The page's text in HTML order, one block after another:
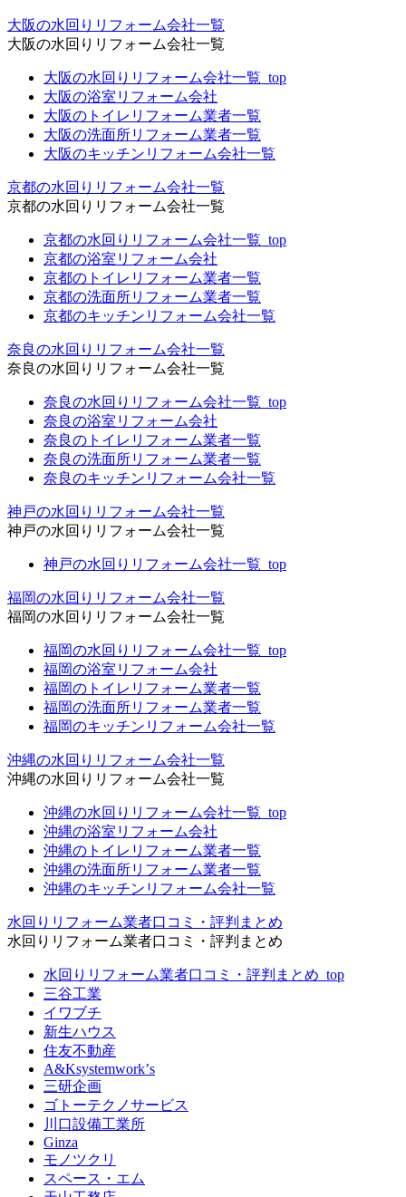
大阪の水回りリフォーム会社一覧
大阪の水回りリフォーム会社一覧
大阪の水回りリフォーム会社一覧_top
大阪の浴室リフォーム会社
大阪のトイレリフォーム業者一覧
大阪の洗面所リフォーム業者一覧
大阪のキッチンリフォーム会社一覧
京都の水回りリフォーム会社一覧
京都の水回りリフォーム会社一覧
京都の水回りリフォーム会社一覧_top
京都の浴室リフォーム会社
京都のトイレリフォーム業者一覧
京都の洗面所リフォーム業者一覧
京都のキッチンリフォーム会社一覧
奈良の水回りリフォーム会社一覧
奈良の水回りリフォーム会社一覧
奈良の水回りリフォーム会社一覧_top
奈良の浴室リフォーム会社
奈良のトイレリフォーム業者一覧
奈良の洗面所リフォーム業者一覧
奈良のキッチンリフォーム会社一覧
神戸の水回りリフォーム会社一覧
神戸の水回りリフォーム会社一覧
神戸の水回りリフォーム会社一覧_top
福岡の水回りリフォーム会社一覧
福岡の水回りリフォーム会社一覧
福岡の水回りリフォーム会社一覧_top
福岡の浴室リフォーム会社
福岡のトイレリフォーム業者一覧
福岡の洗面所リフォーム業者一覧
福岡のキッチンリフォーム会社一覧
沖縄の水回りリフォーム会社一覧
沖縄の水回りリフォーム会社一覧
沖縄の水回りリフォーム会社一覧_top
沖縄の浴室リフォーム会社
沖縄のトイレリフォーム業者一覧
沖縄の洗面所リフォーム業者一覧
沖縄のキッチンリフォーム会社一覧
水回りリフォーム業者口コミ・評判まとめ
水回りリフォーム業者口コミ・評判まとめ
水回りリフォーム業者口コミ・評判まとめ_top
三谷工業
イワブチ
新生ハウス
住友不動産
A&Ksystemworkʼs
三研企画
ゴトーテクノサービス
川口設備工業所
Ginza
モノツクリ
スペース・エム